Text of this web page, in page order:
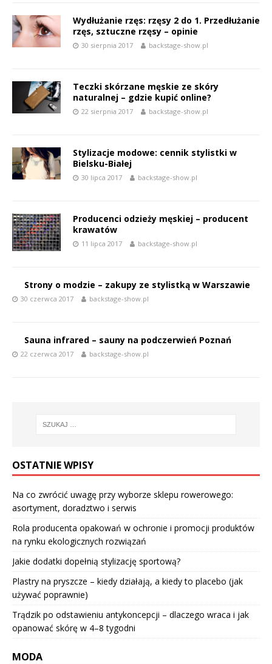
Wydłużanie rzęs: rzęsy 2 do 1. Przedłużanie
rzęs, sztuczne rzęsy – opinie
30 sierpnia 2017 backstage-show.pl
Teczki skórzane męskie ze skóry
naturalnej – gdzie kupić online?
22 sierpnia 2017 backstage-show.pl
Stylizacje modowe: cennik stylistki w
Bielsku-Białej
30 lipca 2017 backstage-show.pl
Producenci odzieży męskiej – producent
krawatów
11 lipca 2017 backstage-show.pl
Strony o modzie – zakupy ze stylistką w Warszawie
30 czerwca 2017 backstage-show.pl
Sauna infrared – sauny na podczerwień Poznań
22 czerwca 2017 backstage-show.pl
OSTATNIE WPISY
Na co zwrócić uwagę przy wyborze sklepu rowerowego:
asortyment, doradztwo i serwis
Rola producenta opakowań w ochronie i promocji produktów
na rynku ekologicznych rozwiązań
Jakie dodatki dopełnią stylizację sportową?
Plastry na pryszcze – kiedy działają, a kiedy to placebo (jak
używać poprawnie)
Trądzik po odstawieniu antykoncepcji – dlaczego wraca i jak
opanować skórę w 4–8 tygodni
MODA